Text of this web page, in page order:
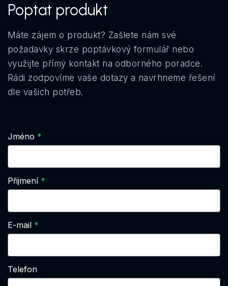
Poptat produkt
Máte zájem o produkt? Zašlete nám své
požadavky skrze poptávkový formulář nebo
využijte přímý kontakt na odborného poradce.
Rádi zodpovíme vaše dotazy a navrhneme řešení
dle vašich potřeb.
Jméno
Přijmení
E-mail
Telefon